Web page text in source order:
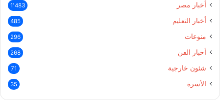
أخبار مصر 1٬483
أخبار التعليم 485
منوعات 296
أخبار الفن 268
شئون خارجية 71
الأسرة 35